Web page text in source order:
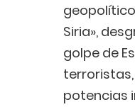
Siria»,
golpe de
potencias